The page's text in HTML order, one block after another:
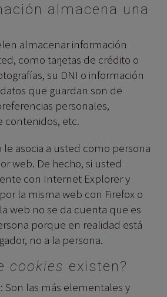
almacena una
almacenar información
como tarjetas de crédito o
su DNI o información
que guardan son de
personales,
contenidos, etc.
le asocia a usted como persona
web. De hecho, si usted
con Internet Explorer y
la misma web con Firefox o
web no se da cuenta que es
porque en realidad está
no a la persona.
cookies existen?
Son las más elementales y